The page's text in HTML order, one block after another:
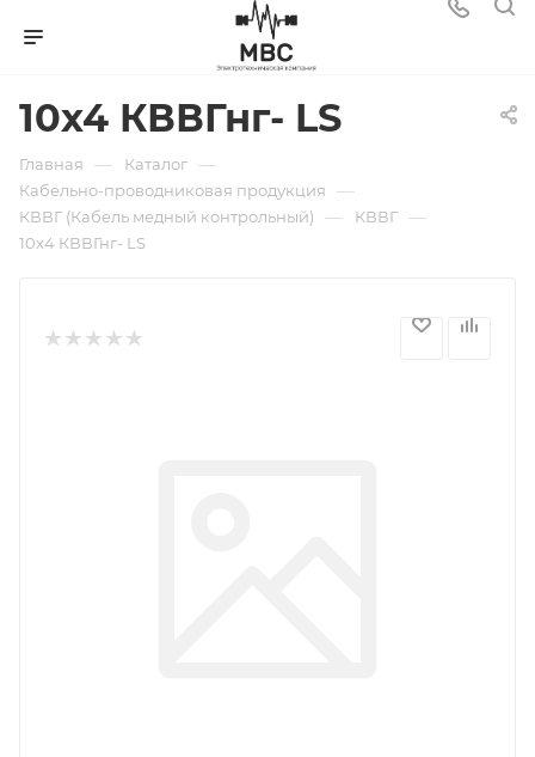
10х4 КВВГнг- LS
Главная — Каталог —
Кабельно-проводниковая продукция —
КВВГ (Кабель медный контрольный) — КВВГ —
10х4 КВВГнг- LS